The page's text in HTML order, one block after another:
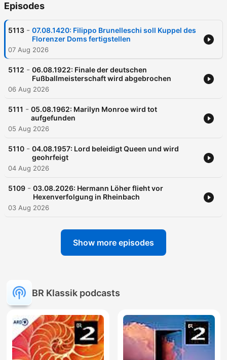
Episodes
5113 - 07.08.1420: Filippo Brunelleschi soll Kuppel des
Florenzer Doms fertigstellen
07 Aug 2026
5112 - 06.08.1922: Finale der deutschen
Fußballmeisterschaft wird abgebrochen
06 Aug 2026
5111 - 05.08.1962: Marilyn Monroe wird tot
aufgefunden
05 Aug 2026
5110 - 04.08.1957: Lord beleidigt Queen und wird
geohrfeigt
04 Aug 2026
5109 - 03.08.2026: Hermann Löher flieht vor
Hexenverfolgung in Rheinbach
03 Aug 2026
Show more episodes
BR Klassik podcasts